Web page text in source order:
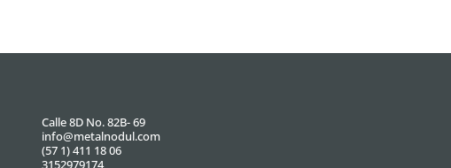
Calle 8D No. 82B- 69
info@metalnodul.com
(57 1) 411 18 06
3152979174